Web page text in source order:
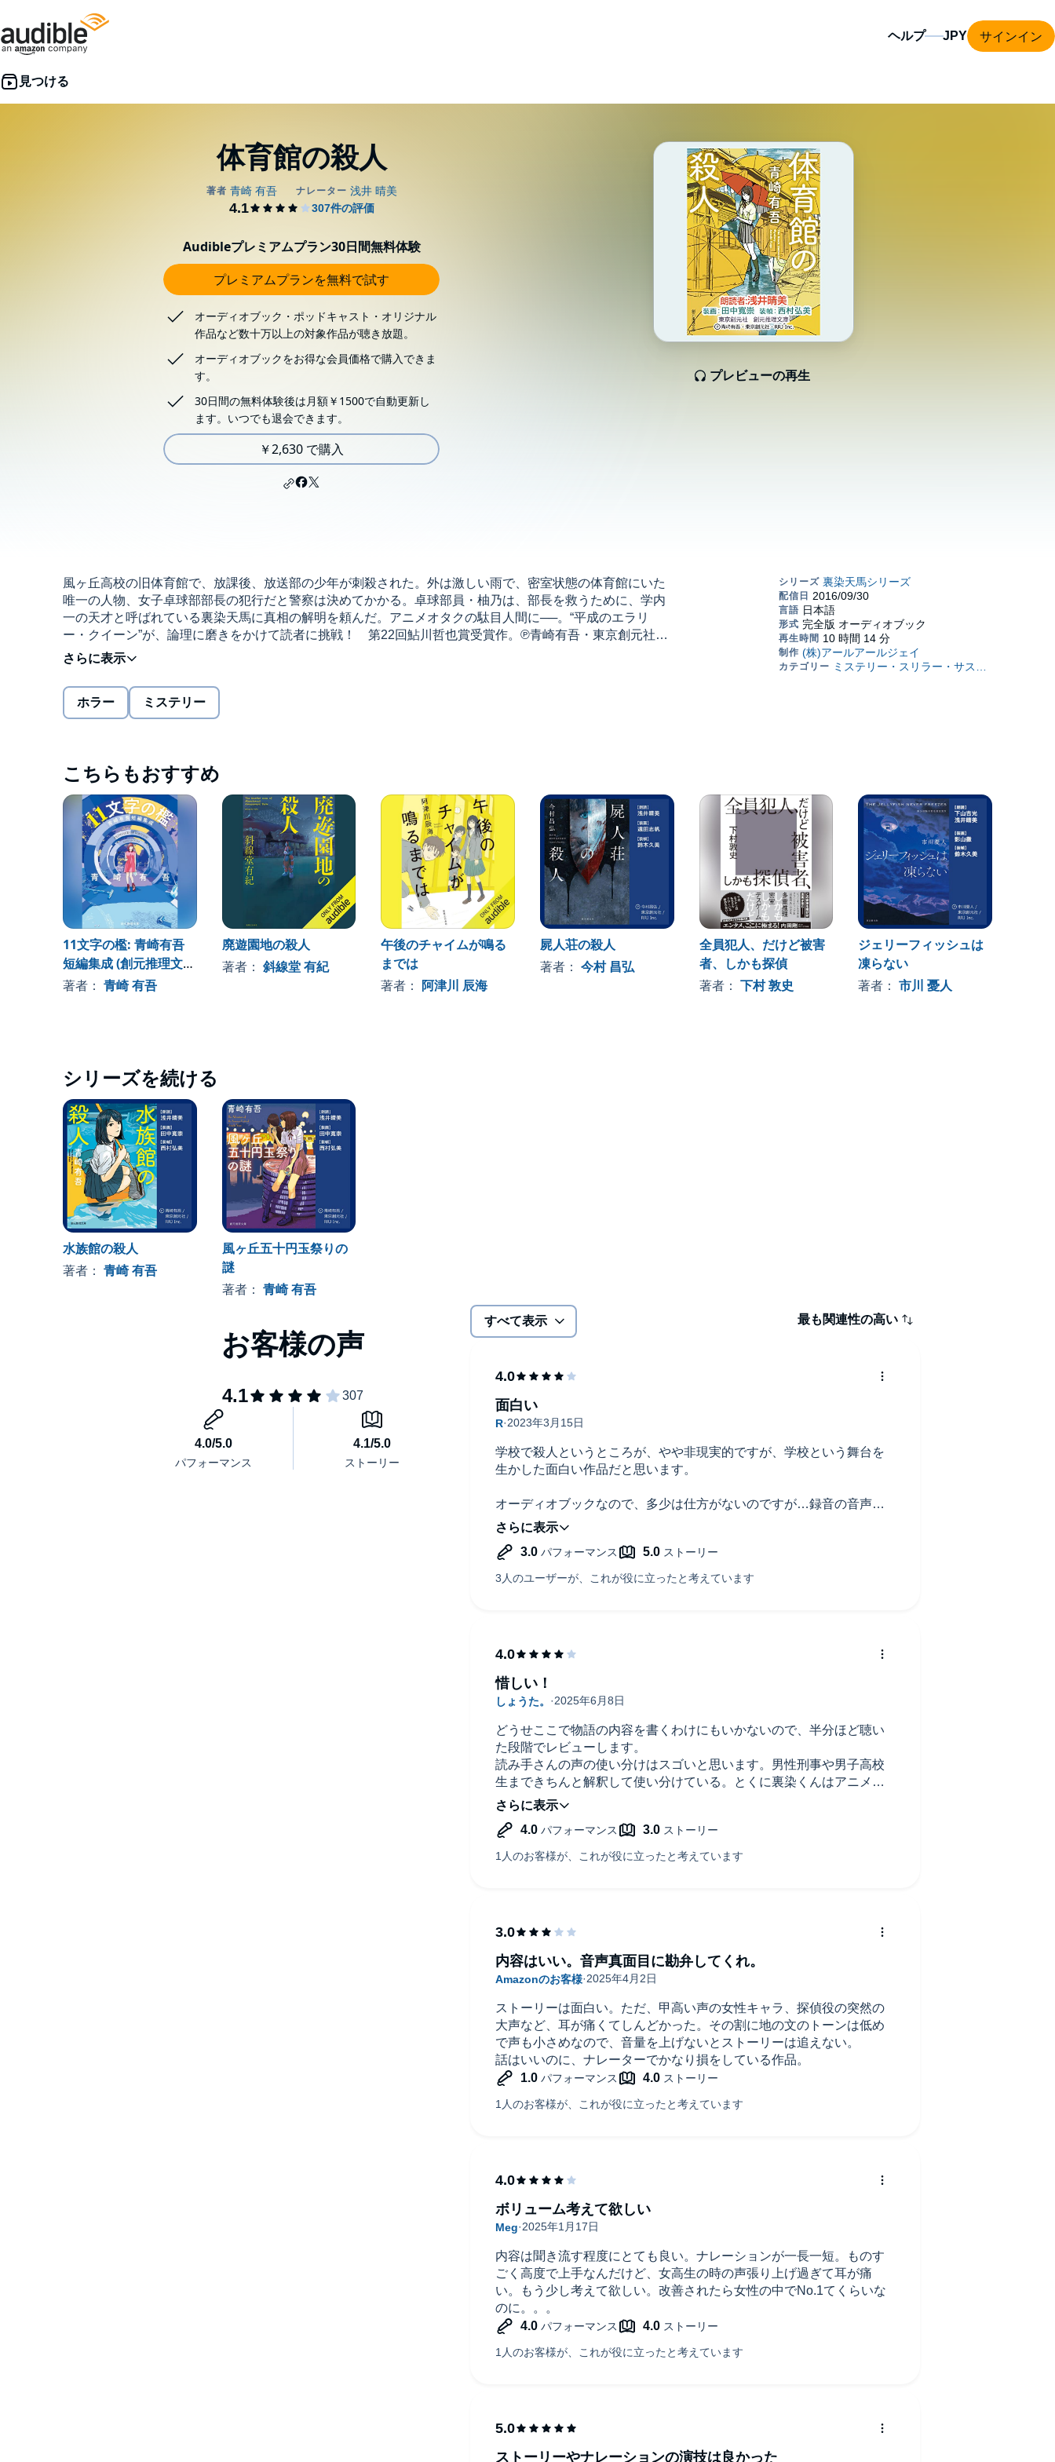
ヘルプ サインイン
体育館の殺人
プレビューの再生
Audibleプレミアムプラン30日間無料体験
プレミアムプランを無料で試す
オーディオブック・ポッドキャスト・オリジナル
作品など数十万以上の対象作品が聴き放題。
オーディオブックをお得な会員価格で購入できま
す。
30日間の無料体験後は月額￥1500で自動更新し
ます。いつでも退会できます。
￥2,630 で購入
風ヶ丘高校の旧体育館で、放課後、放送部の少年が刺殺された。外は激しい雨で、密室状態の体育館にいた
唯一の人物、女子卓球部部長の犯行だと警察は決めてかかる。卓球部員・柚乃は、部長を救うために、学内
一の天才と呼ばれている裏染天馬に真相の解明を頼んだ。アニメオタクの駄目人間に──。“平成のエラリ
ー・クイーン”が、論理に磨きをかけて読者に挑戦！ 第22回鮎川哲也賞受賞作。℗青崎有吾・東京創元社・
RRJ Inc.
ホラー ミステリー
こちらもおすすめ
11文字の檻: 青崎有吾
短編集成 (創元推理文
庫)
著者： 青崎 有吾
廃遊園地の殺人
著者： 斜線堂 有紀
午後のチャイムが鳴る
までは
著者： 阿津川 辰海
屍人荘の殺人
著者： 今村 昌弘
全員犯人、だけど被害
者、しかも探偵
著者： 下村 敦史
ジェリーフィッシュは
凍らない
著者：市川 憂人
シリーズを続ける
水族館の殺人
著者： 青崎 有吾
風ヶ丘五十円玉祭りの
謎
著者： 青崎 有吾
すべて表示 最も関連性の高い
学校で殺人というところが、やや非現実的ですが、学校という舞台を
生かした面白い作品だと思います。
オーディオブックなので、多少は仕方がないのですが…録音の音声レ
ベルに差があるのか、主人公やナレーターの声が聞き取れる音量設に
すると、ある登場人物の声が音漏れが懸念されるほど大きくなりま
す。1セリフほとに音量を調節しながら、聞くのが若干面倒でした。
面白い
どうせここで物語の内容を書くわけにもいかないので、半分ほど聴い
た段階でレビューします。
読み手さんの声の使い分けはスゴいと思います。男性刑事や男子高校
生まできちんと解釈して使い分けている。とくに裏染くんはアニメの
工藤新一っぽくてイメージを固めやすかったです。(著者の意向は別と
して)
ただ、残念なのは他の人も書いている通り、女の子のキンキン声がキ
ツいです。イヤホンで聴く人が大半であろうAudibleにおいてこれは致
安定してなかったのか…。ぜひ今からでも編集しなおして欲しいとこ
ろ。音声のボリュームが評価に影響するのは、作品が可哀想な気がす
る。
「ナレーション」の評価が難しすぎる…。
惜しい！
ストーリーは面白い。ただ、甲高い声の女性キャラ、探偵役の突然の
大声など、耳が痛くてしんどかった。その割に地の文のトーンは低め
で声も小さめなので、音量を上げないとストーリーは追えない。
話はいいのに、ナレーターでかなり損をしている作品。
内容はいい。音声真面目に勘弁してくれ。
内容は聞き流す程度にとても良い。ナレーションが一長一短。ものす
ごく高度で上手なんだけど、女高生の時の声張り上げ過ぎて耳が痛
い。もう少し考えて欲しい。改善されたら女性の中でNo.1てくらいな
のに。。。
ボリューム考えて欲しい
ストーリーやナレーションの演技は良かった